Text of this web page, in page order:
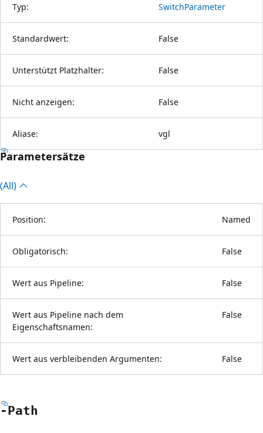
Typ: SwitchParameter
Standardwert: False
Unterstützt Platzhalter: False
Nicht anzeigen: False
Aliase: vgl
Parametersätze
(All)
Position: Named
Obligatorisch: False
Wert aus Pipeline: False
Wert aus Pipeline nach dem
Eigenschaftsnamen:
False
Wert aus verbleibenden Argumenten: False
-Path